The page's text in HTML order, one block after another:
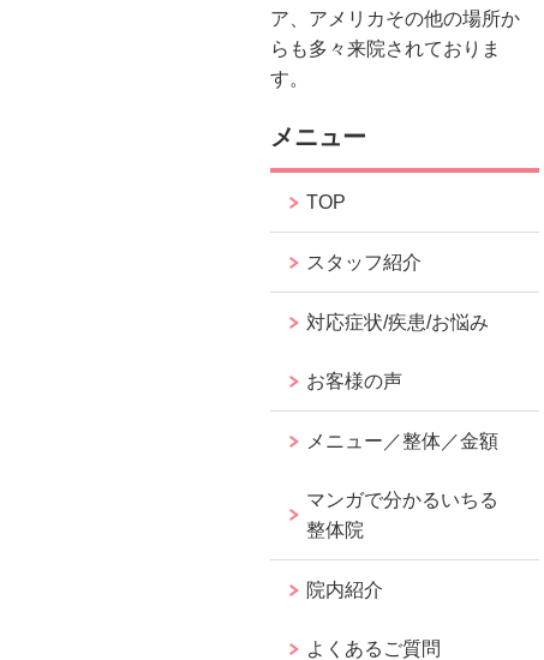
ア、アメリカその他の場所か
らも多々来院されておりま
す。
メニュー
TOP
スタッフ紹介
対応症状/疾患/お悩み
お客様の声
メニュー／整体／金額
マンガで分かるいちる
整体院
院内紹介
よくあるご質問